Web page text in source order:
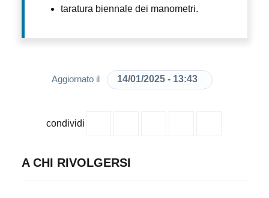
taratura biennale dei manometri.
Aggiornato il 14/01/2025 - 13:43
condividi
A CHI RIVOLGERSI